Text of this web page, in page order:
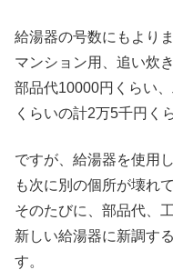
給湯器の号数にもより
マンション用、追い炊
部品代10000円くらい
くらいの計2万5千円く
ですが、給湯器を使用
も次に別の個所が壊れ
そのたびに、部品代、
新しい給湯器に新調す
す。